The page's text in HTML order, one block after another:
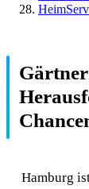
Hamburg